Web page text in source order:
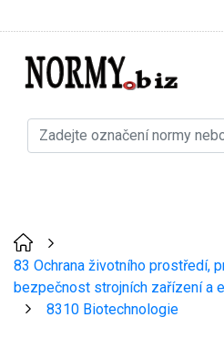
83 Ochrana životního prostředí,
bezpečnost strojních zařízení a
8310 Biotechnologie